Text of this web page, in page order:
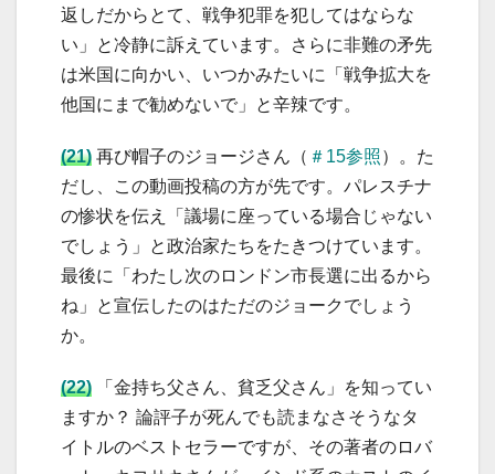
返しだからとて、戦争犯罪を犯してはならな
い」と冷静に訴えています。さらに非難の矛先
は米国に向かい、いつかみたいに「戦争拡大を
他国にまで勧めないで」と辛辣です。
(21) 再び帽子のジョージさん（ ＃15参照）。た
だし、この動画投稿の方が先です。パレスチナ
の惨状を伝え「議場に座っている場合じゃない
でしょう」と政治家たちをたきつけています。
最後に「わたし次のロンドン市長選に出るから
ね」と宣伝したのはただのジョークでしょう
か。
(22) 「金持ち父さん、貧乏父さん」を知ってい
ますか？ 論評子が死んでも読まなさそうなタ
イトルのベストセラーですが、その著者のロバ